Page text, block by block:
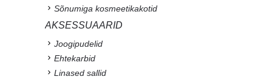
Sõnumiga kosmeetikakotid
AKSESSUAARID
Joogipudelid
Ehtekarbid
Linased sallid